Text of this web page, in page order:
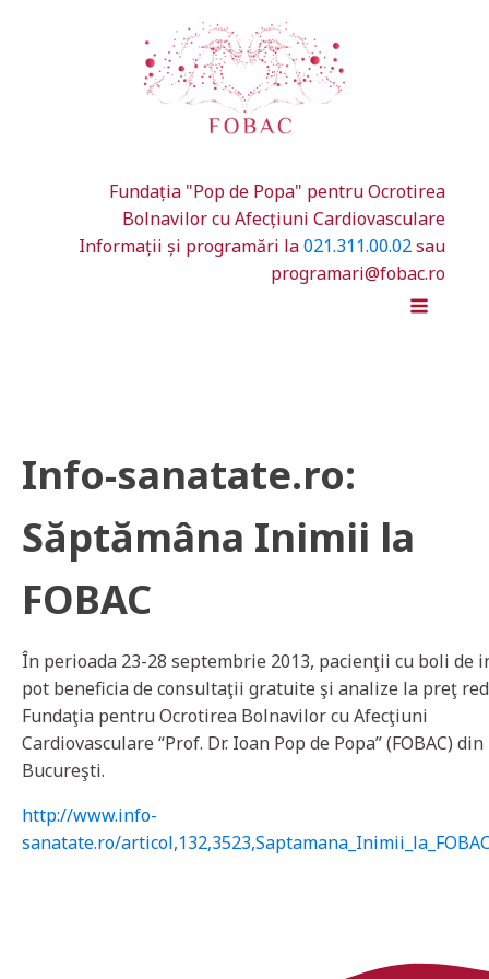
Fundația "Pop de Popa" pentru Ocrotirea
Bolnavilor cu Afecțiuni Cardiovasculare
Informații și programări la021.311.00.02sau
programari@fobac.ro
Info-sanatate.ro:
Săptămâna Inimii la
FOBAC
În perioada 23-28 septembrie 2013, pacienţii cu boli de
pot beneficia de consultaţii gratuite şi analize la preţ
Fundaţia pentru Ocrotirea Bolnavilor cu Afecţiuni
Cardiovasculare “Prof. Dr. Ioan Pop de Popa” (FOBAC) din
Bucureşti.
http://www.info-
sanatate.ro/